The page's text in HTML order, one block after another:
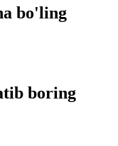
bo'ling
boring